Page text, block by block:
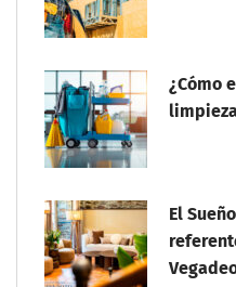
¿Cómo
El